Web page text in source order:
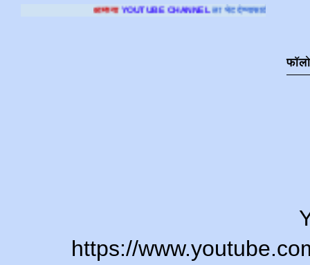
YOUTUBE CHANNELला भेट देण्यासाठी क्लिक करा.
https://